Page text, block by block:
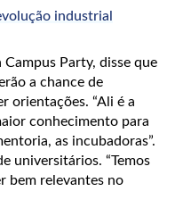
industrial
Party, disse que
a chance de
orientações. “Ali é a
conhecimento para
as incubadoras”.
universitários. “Temos
bem relevantes no